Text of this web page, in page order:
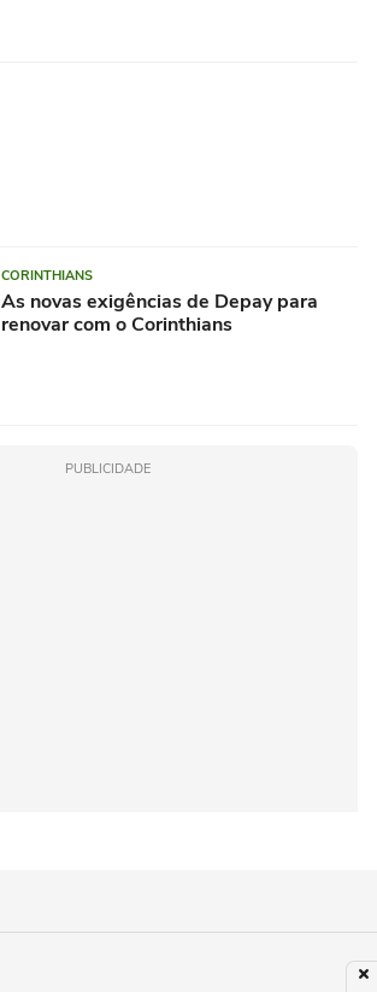
CORINTHIANS
As novas exigências de Depay para
renovar com o Corinthians
PUBLICIDADE